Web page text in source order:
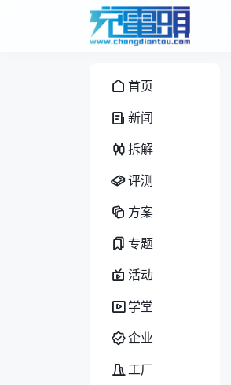
首页
新闻
拆解
评测
方案
专题
活动
学堂
企业
工厂